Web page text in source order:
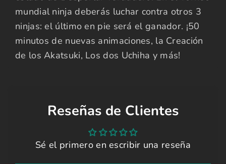
mundial ninja deberás luchar contra otros 3
ninjas: el último en pie será el ganador. ¡50
minutos de nuevas animaciones, la Creación
de los Akatsuki, Los dos Uchiha y más!
Reseñas de Clientes
Sé el primero en escribir una reseña